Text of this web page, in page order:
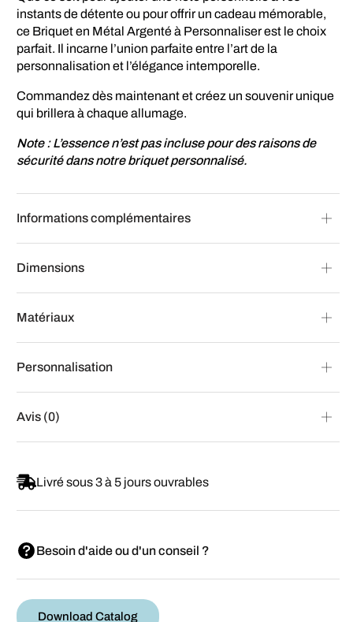
instants de détente ou pour offrir un cadeau mémorable,
ce Briquet en Métal Argenté à Personnaliser est le choix
parfait. Il incarne l’union parfaite entre l’art de la
personnalisation et l’élégance intemporelle.
Commandez dès maintenant et créez un souvenir unique
qui brillera à chaque allumage.
Note : L’essence n’est pas incluse pour des raisons de
sécurité dans notre briquet personnalisé.
Informations complémentaires
Dimensions
Matériaux
Personnalisation
Avis (0)
Livré sous 3 à 5 jours ouvrables
Besoin d'aide ou d'un conseil ?
Download Catalog